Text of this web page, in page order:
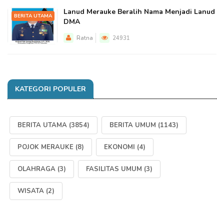
BERITA UTAMA
Lanud Merauke Beralih Nama Menjadi Lanud
DMA
Ratna 24931
KATEGORI POPULER
BERITA UTAMA (3854) BERITA UMUM (1143)
POJOK MERAUKE (8) EKONOMI (4)
OLAHRAGA (3) FASILITAS UMUM (3)
WISATA (2)